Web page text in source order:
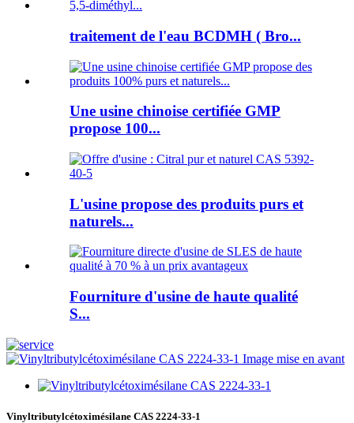
traitement de l'eau BCDMH ( Bro...
Une usine chinoise certifiée GMP
propose 100...
L'usine propose des produits purs et
naturels...
Fourniture d'usine de haute qualité
S...
Vinyltributylcétoximésilane CAS 2224-33-1